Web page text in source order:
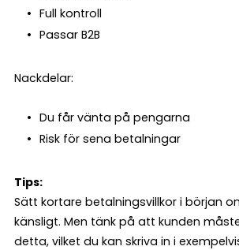
Full kontroll
Passar B2B
Nackdelar:
Du får vänta på pengarna
Risk för sena betalningar
Tips:
Sätt kortare betalningsvillkor i början
känsligt. Men tänk på att kunden
detta, vilket du kan skriva in i